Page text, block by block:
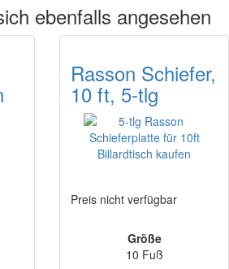
ebenfalls angesehen
Rasson Schiefer,
10 ft, 5-tlg
Preis nicht verfügbar
Größe
10 Fuß